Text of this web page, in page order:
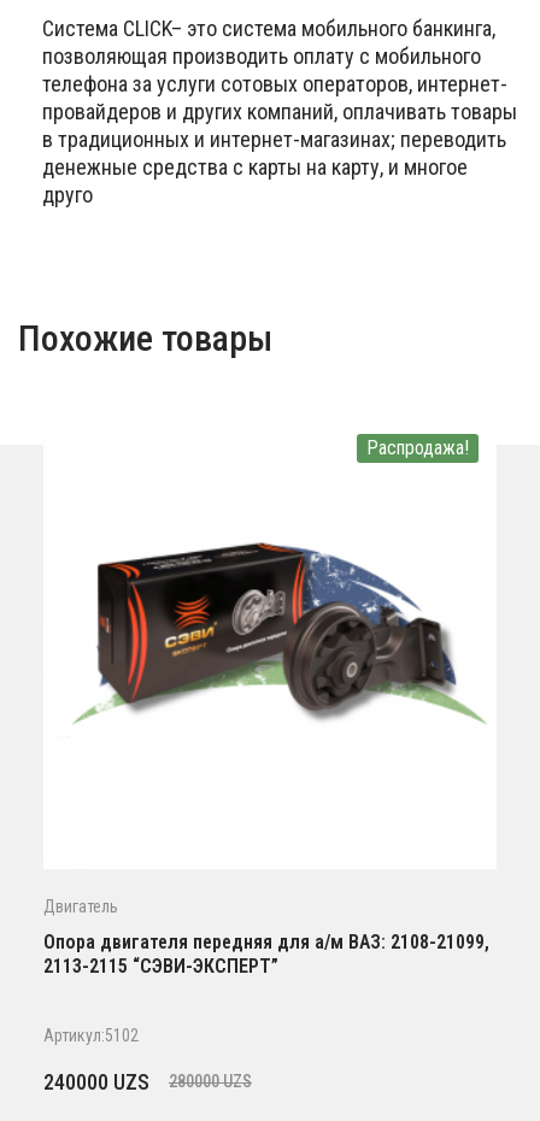
Система CLICK– это система мобильного банкинга,
позволяющая производить оплату с мобильного
телефона за услуги сотовых операторов, интернет-
провайдеров и других компаний, оплачивать товары
в традиционных и интернет-магазинах; переводить
денежные средства с карты на карту, и многое
друго
Похожие товары
Распродажа!
Двигатель
Опора двигателя передняя для а/м ВАЗ: 2108-21099,
2113-2115 “СЭВИ-ЭКСПЕРТ”
Артикул:5102
280000UZS
Первоначальная
240000 UZS
Текущая